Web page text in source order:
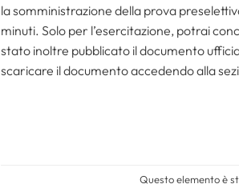
la somministrazione della prova
minuti. Solo per l’esercitazione, potrai
stato inoltre pubblicato il documento
scaricare il documento accedendo alla
Questo elemento è